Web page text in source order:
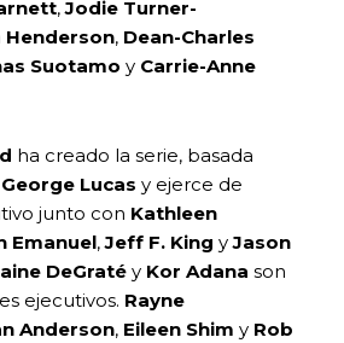
,Jodie Turner-
Henderson, Dean-Charles
Suotamo y Carrie-Anne
ha creado la serie, basada
George Lucas y ejerce de
junto con Kathleen
Emanuel,Jeff F. King yJason
DeGraté y Kor Adana son
ejecutivos. Rayne
Anderson, Eileen Shim y Rob